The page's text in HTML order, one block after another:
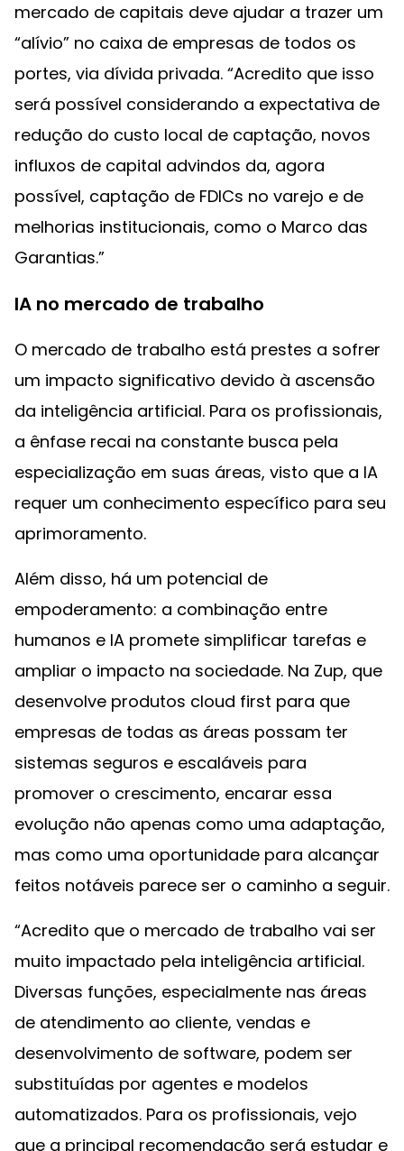
mercado de capitais deve ajudar a trazer um
“alívio” no caixa de empresas de todos os
portes, via dívida privada. “Acredito que isso
será possível considerando a expectativa de
redução do custo local de captação, novos
influxos de capital advindos da, agora
possível, captação de FDICs no varejo e de
melhorias institucionais, como o Marco das
Garantias.”
IA no mercado de trabalho
O mercado de trabalho está prestes a sofrer
um impacto significativo devido à ascensão
da inteligência artificial. Para os profissionais,
a ênfase recai na constante busca pela
especialização em suas áreas, visto que a IA
requer um conhecimento específico para seu
aprimoramento.
Além disso, há um potencial de
empoderamento: a combinação entre
humanos e IA promete simplificar tarefas e
ampliar o impacto na sociedade. Na Zup, que
desenvolve produtos cloud first para que
empresas de todas as áreas possam ter
sistemas seguros e escaláveis para
promover o crescimento, encarar essa
evolução não apenas como uma adaptação,
mas como uma oportunidade para alcançar
feitos notáveis parece ser o caminho a seguir.
“Acredito que o mercado de trabalho vai ser
muito impactado pela inteligência artificial.
Diversas funções, especialmente nas áreas
de atendimento ao cliente, vendas e
desenvolvimento de software, podem ser
substituídas por agentes e modelos
automatizados. Para os profissionais, vejo
que a principal recomendação será estudar e